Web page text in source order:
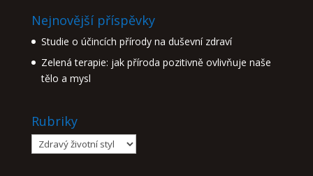
Nejnovější příspěvky
Studie o účincích přírody na duševní zdraví
Zelená terapie: jak příroda pozitivně ovlivňuje naše
tělo a mysl
Rubriky
Rubriky